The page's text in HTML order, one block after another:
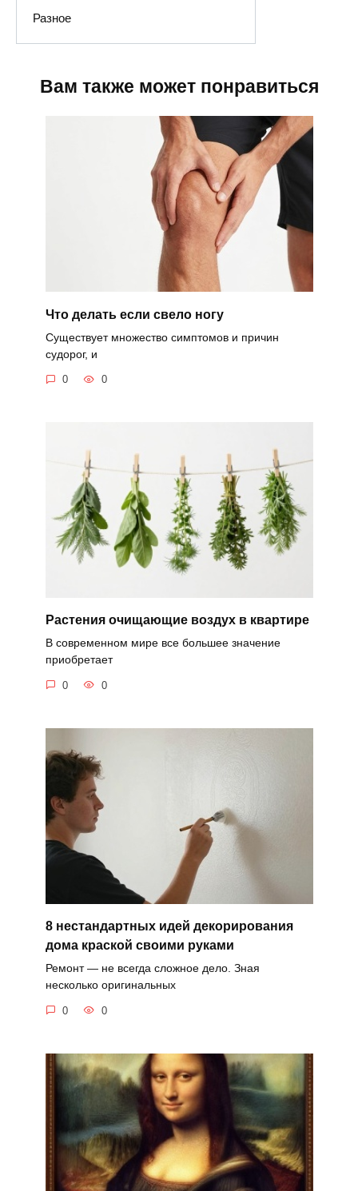
Разное
Вам также может понравиться
Что делать если свело ногу
Существует множество симптомов и причин
судорог, и
0 0
Растения очищающие воздух в квартире
В современном мире все большее значение
приобретает
0 0
8 нестандартных идей декорирования
дома краской своими руками
Ремонт — не всегда сложное дело. Зная
несколько оригинальных
0 0